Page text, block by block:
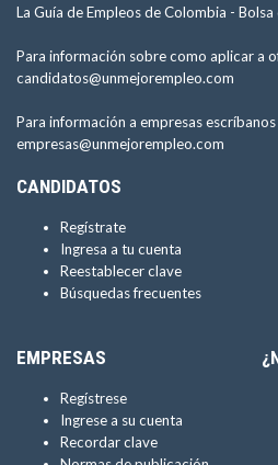
La Guía de Empleos de Colombia - Bolsa
Para información sobre como aplicar a
candidatos@unmejorempleo.com
Para información a empresas escríbanos
empresas@unmejorempleo.com
CANDIDATOS
Regístrate
Ingresa a tu cuenta
Reestablecer clave
Búsquedas frecuentes
EMPRESAS
Regístrese
Ingrese a su cuenta
Recordar clave